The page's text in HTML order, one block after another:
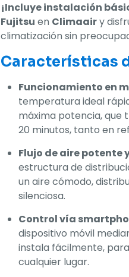
¡Incluye instalación
Fujitsu en Climaairy
climatización sin
Características
Funcionamiento en
temperatura ideal
máxima potencia, que
20 minutos, tanto en
Flujo de aire potente
estructura de
un aire cómodo,
silenciosa.
Control vía
dispositivo móvil
instala fácilmente,
cualquier lugar.